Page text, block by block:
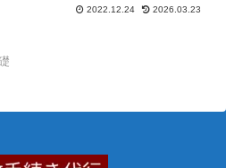
2022.12.24 2026.03.23